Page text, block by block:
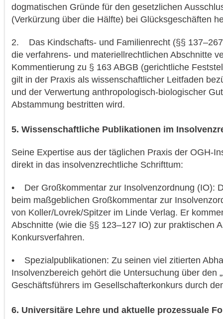
dogmatischen Gründe für den gesetzlichen
(Verkürzung über die Hälfte) bei Glücksgeschäften
2. Das Kindschafts- und Familienrecht (§§
die verfahrens- und materiellrechtlichen Abschnitte
Kommentierung zu § 163 ABGB (gerichtliche
gilt in der Praxis als wissenschaftlicher Leitfaden
und der Verwertung anthropologisch-biologischer
Abstammung bestritten wird.
5. Wissenschaftliche Publikationen im
Seine Expertise aus der täglichen Praxis der OGH-
direkt in das insolvenzrechtliche Schrifttum:
• Der Großkommentar zur Insolvenzordnung (IO):
beim maßgeblichen Großkommentar zur
von Koller/Lovrek/Spitzer im Linde Verlag. Er
Abschnitte (wie die §§ 123–127 IO) zur praktischen
Konkursverfahren.
• Spezialpublikationen: Zu seinen viel zitierten
Insolvenzbereich gehört die Untersuchung über den
Geschäftsführers im Gesellschafterkonkurs durch
6. Universitäre Lehre und aktuelle prozessuale